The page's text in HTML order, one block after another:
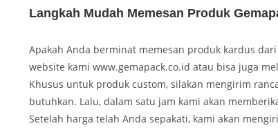
Langkah Mudah Memesan Produk
Apakah Anda berminat memesan produk kardus
website kami www.gemapack.co.id atau bisa juga
Khusus untuk produk custom, silakan mengirim
butuhkan. Lalu, dalam satu jam kami akan
Setelah harga telah Anda sepakati, kami akan